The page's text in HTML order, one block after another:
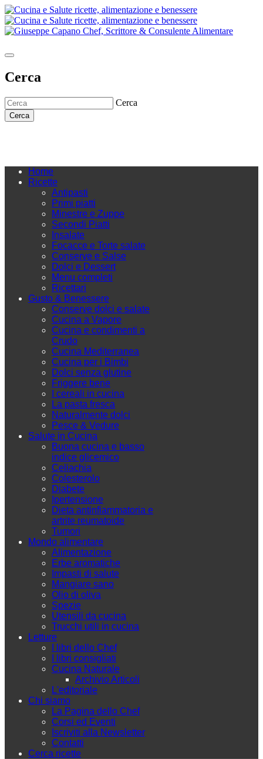
Cerca
Cerca
Cerca
Home
Ricette
Antipasti
Primi piatti
Minestre e Zuppe
Secondi Piatti
Insalate
Focacce e Torte salate
Conserve e Salse
Dolci e Dessert
Menu completi
Ricettari
Gusto & Benessere
Conserve dolci e salate
Cucina a Vapore
Cucina e condimenti a
Crudo
Cucina Mediterranea
Cucina per i Bimbi
Dolci senza glutine
Friggere bene
I cereali in cucina
La pasta fresca
Naturalmente dolci
Pesce & Vedure
Salute in Cucina
Buona cucina e basso
indice glicemico
Celiachia
Colesterolo
Diabete
Ipertensione
Dieta antinfiammatoria e
artrite reumatoide
Tumori
Mondo alimentare
Alimentazione
Erbe aromatiche
Impasti di salute
Mangiare sano
Olio di oliva
Spezie
Utensili da cucina
Trucchi utili in cucina
Letture
I libri dello Chef
I libri consigliati
Cucina Naturale
Archivio Articoli
L'editoriale
Chi siamo
La Pagina dello Chef
Corsi ed Eventi
Iscriviti alla Newsletter
Contatti
Cerca ricette